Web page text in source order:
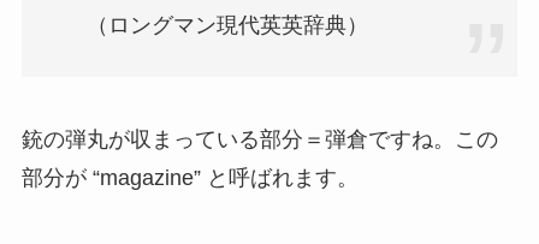
（ロングマン現代英英辞典）
銃の弾丸が収まっている部分＝弾倉ですね。この
部分が “magazine” と呼ばれます。